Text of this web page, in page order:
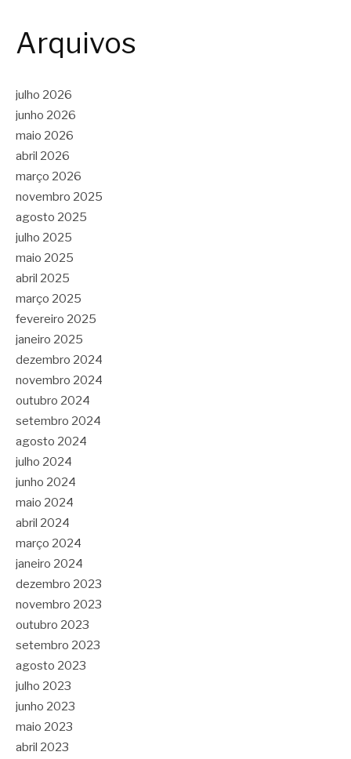
Arquivos
julho 2026
junho 2026
maio 2026
abril 2026
março 2026
novembro 2025
agosto 2025
julho 2025
maio 2025
abril 2025
março 2025
fevereiro 2025
janeiro 2025
dezembro 2024
novembro 2024
outubro 2024
setembro 2024
agosto 2024
julho 2024
junho 2024
maio 2024
abril 2024
março 2024
janeiro 2024
dezembro 2023
novembro 2023
outubro 2023
setembro 2023
agosto 2023
julho 2023
junho 2023
maio 2023
abril 2023